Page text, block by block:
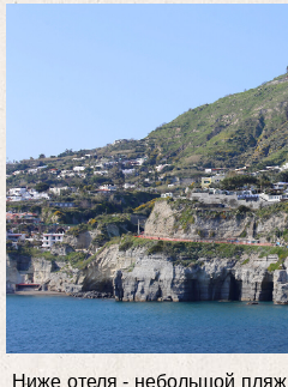
Ниже отеля - небольшой